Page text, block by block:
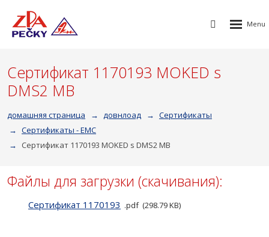
Vyhledávání
Rozbalení
Сертификат 1170193 MOKED s
DMS2 MB
домашняя страница довнлоад
Сертификаты
Cертификаты - EMC
Сертификат 1170193 MOKED s DMS2 MB
Файлы для загрузки (скачивания):
Cертификат 1170193 pdf 298.79 KB